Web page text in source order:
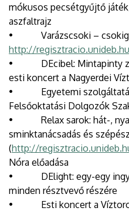
mókusos pecsétgyűjtő
aszfaltrajz
• Varázscsoki –
http://
• DEcibel: Mintapinty
esti koncert a Nagyerdei
• Egyetemi
Felsőoktatási Dolgozók
• Relax sarok: hát-, nyak
sminktanácsadás és
(http://
Nóra előadása
• DElight: egy-egy
minden résztvevő részére
• Esti koncert a